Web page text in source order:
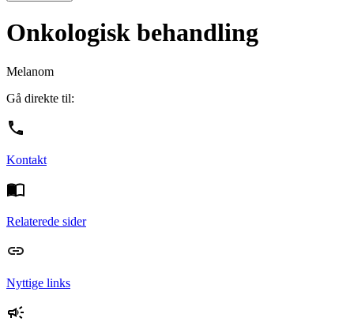
Onkologisk behandling
Melanom
Gå direkte til:
Kontakt
Relaterede sider
Nyttige links